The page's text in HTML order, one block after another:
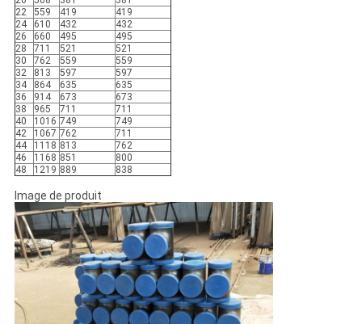
22
559 419
419
24
610 432
432
26
660 495
495
28
711 521
521
30
762 559
559
32
813 597
597
34
864 635
635
36
914 673
673
38
965 711
711
40
1016 749
749
42
1067 762
711
44
1118 813
762
46
1168 851
800
48
1219 889 838
Image de produit